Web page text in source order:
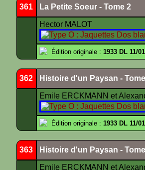
361 La Petite Soeur - Tome 2
Hector MALOT
Édition originale : 1933 DL 11/
362 Histoire d'un Paysan -
Emile ERCKMANN et
Édition originale : 1933 DL 11/
363 Histoire d'un Paysan -
Emile ERCKMANN et